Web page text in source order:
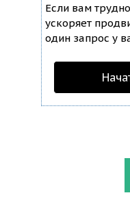
Если вам
ускоряет
один запрос у